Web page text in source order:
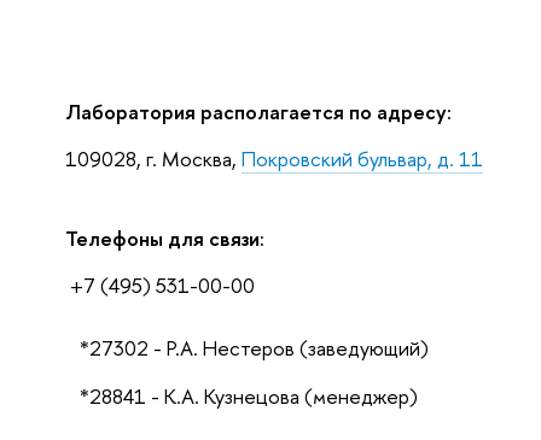
Лаборатория располагается по адресу:
109028, г. Москва, Покровский бульвар, д. 11
Телефоны для связи:
+7 (495) 531-00-00
*27302 - Р.А. Нестеров (заведующий)
*28841 - К.А. Кузнецова (менеджер)